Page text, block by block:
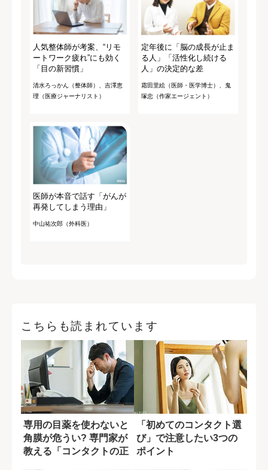
人気整体師が考案、“リモ
ートワーク疲れ”にも効く
「目の新習慣」
清水ろっかん（整体師）、吉澤恵
理（医療ジャーナリスト）
定年後に「脳の成長が止ま
る人」「活性化し続ける
人」の決定的な差
霜田里絵（医師・医学博士）、鬼
塚忠（作家エージェント）
医師が本音で話す「がんが
再発してしまう理由」
中山祐次郎（外科医）
こちらも読まれています
専用の目薬を使わないと
角膜が危うい? 専門家が
教える「コンタクトの正
「初めてのコンタクト選
び」で注意したい3つの
ポイント